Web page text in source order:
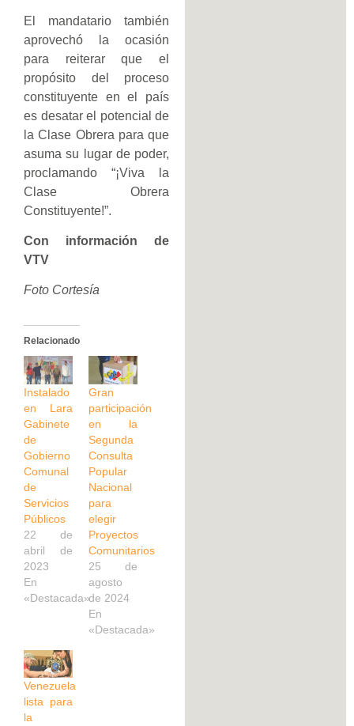
El mandatario también
aprovechó la ocasión
para reiterar que el
propósito del proceso
constituyente en el país
es desatar el potencial de
la Clase Obrera para que
asuma su lugar de poder,
proclamando “¡Viva la
Clase Obrera
Constituyente!”.
Con información de
VTV
Foto Cortesía
Relacionado
Instalado
en Lara
Gabinete
de
Gobierno
Comunal
de
Servicios
Públicos
22 de
abril de
2023
En
«Destacada»
Gran
participación
en la
Segunda
Consulta
Popular
Nacional
para
elegir
Proyectos
Comunitarios
25 de
agosto
de 2024
En
«Destacada»
Venezuela
lista para
la